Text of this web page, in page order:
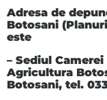
Adresa de
Botosani
este
– Sediul
Agricultura
Botosani, tel.